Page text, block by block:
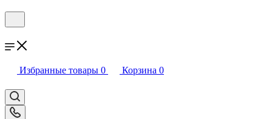
Избранные товары 0 Корзина 0